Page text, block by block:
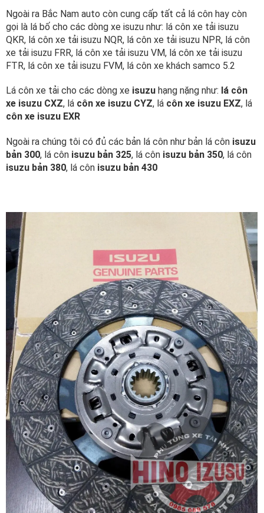
Ngoài ra Bắc Nam auto còn cung cấp tất cả lá côn hay còn
gọi là lá bố cho các dòng xe isuzu như: lá côn xe tải isuzu
QKR, lá côn xe tải isuzu NQR, lá côn xe tải isuzu NPR, lá côn
xe tải isuzu FRR, lá côn xe tải isuzu VM, lá côn xe tải isuzu
FTR, lá côn xe tải isuzu FVM, lá côn xe khách samco 5.2
Lá côn xe tải cho các dòng xe isuzu hạng nặng như: lá côn
xe isuzu CXZ, lá côn xe isuzu CYZ, lá côn xe isuzu EXZ, lá
côn xe isuzu EXR
Ngoài ra chúng tôi có đủ các bản lá côn như bản lá côn isuzu
bản 300, lá côn isuzu bản 325, lá côn isuzu bản 350, lá côn
isuzu bản 380, lá côn isuzu bản 430